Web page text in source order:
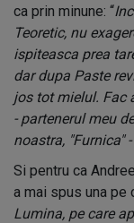
ca prin minune: “
Teoretic, nu
ispiteasca prea
dar dupa Paste
jos tot mielul. Fac
- partenerul meu
noastra, "Furnica"
Si pentru ca
a mai spus una pe
Lumina, pe care